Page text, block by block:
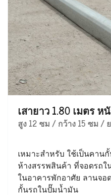
เสายาว 1.80 เมตร ห
สูง 12 ซม / กว้าง 15 ซม /
เหมาะสำหรับ ใช้เป็นคาน
ห้างสรรพสินค้า ที่จอดรถใ
ในอาคารพักอาศัย ลานจอ
กั้นรถในปั๊มน้ำมัน